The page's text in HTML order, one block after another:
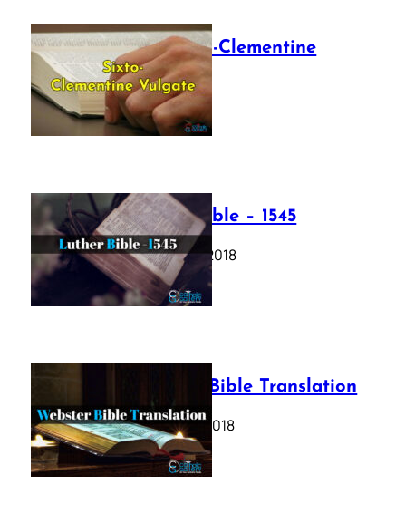
The Sixto-Clementine
Vulgate
July 12, 2025
Luther Bible – 1545
October 17, 2018
Webster Bible Translation
October 11, 2018